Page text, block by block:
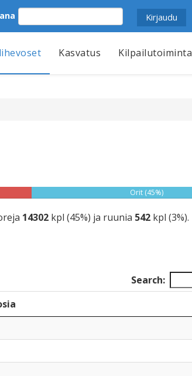
Kasvatus Kilpailutoiminta
Orit (45%)
14302kpl (45%) ja ruunia 542kpl (3%).
Search: